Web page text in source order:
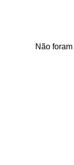
Não